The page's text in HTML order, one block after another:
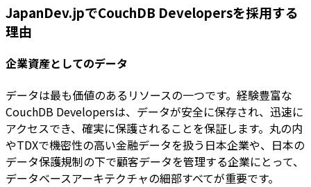
JapanDev.jpでCouchDB Developersを採用する
理由
企業資産としてのデータ
データは最も価値のあるリソースの一つです。経験豊富な
CouchDB Developersは、データが安全に保存され、迅速に
アクセスでき、確実に保護されることを保証します。丸の内
やTDXで機密性の高い金融データを扱う日本企業や、日本の
データ保護規制の下で顧客データを管理する企業にとって、
データベースアーキテクチャの細部すべてが重要です。